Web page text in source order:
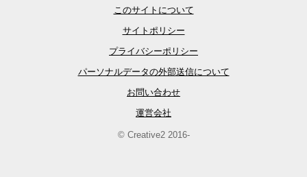
このサイトについて
サイトポリシー
プライバシーポリシー
パーソナルデータの外部送信について
お問い合わせ
運営会社
© Creative2 2016-